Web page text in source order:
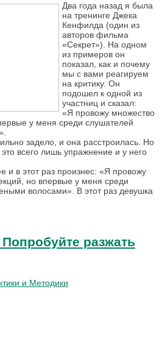
Два года назад я была
на тренинге Джека
Кенфилда (один из
авторов фильма
«Секрет»). На одном
из примеров он
показал, как и почему
мы с вами реагируем
на критику. Он
подошел к одной из
участниц и сказал:
«Я провожу множество
у меня среди слушателей
задело, и она расстроилась. Но
всего лишь упражнение и у него
и в этот раз произнес: «Я провожу
но впервые у меня среди
волосами». В этот раз девушка
разжать
и Методики